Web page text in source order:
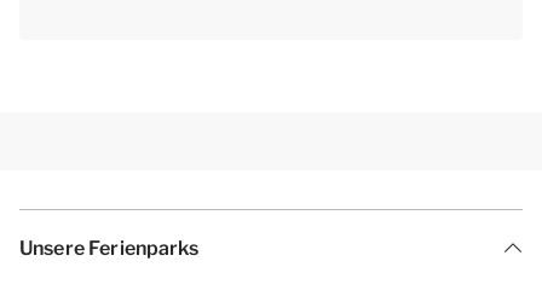
Unsere Ferienparks